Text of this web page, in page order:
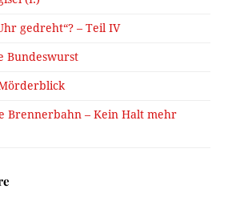
gedreht“? – Teil IV
Bundeswurst
Brennerbahn – Kein Halt mehr